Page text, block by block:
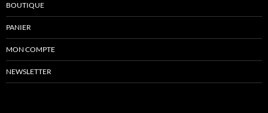
BOUTIQUE
PANIER
MON COMPTE
NEWSLETTER